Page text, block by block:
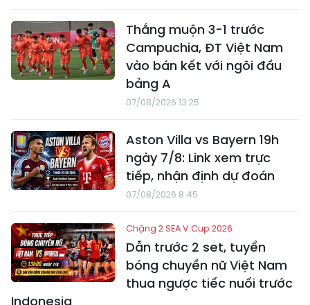
Thắng muộn 3-1 trước
Campuchia, ĐT Việt Nam
vào bán kết với ngôi đầu
bảng A
07/08/2026 13:25
Aston Villa vs Bayern 19h
ngày 7/8: Link xem trực
tiếp, nhận định dự đoán
07/08/2026 8:45
Chặng 2 SEA V.Cup 2026
Dẫn trước 2 set, tuyển
bóng chuyền nữ Việt Nam
thua ngược tiếc nuối trước
Indonesia